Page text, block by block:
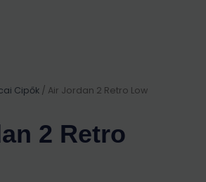
Cipők / Air Jordan 2 Retro Low
2 Retro